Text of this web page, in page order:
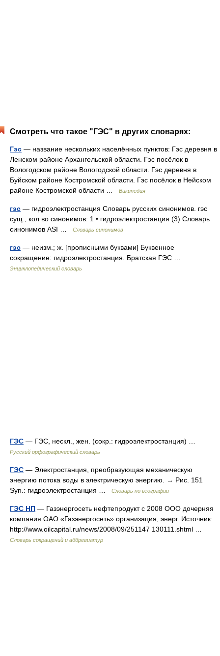
Смотреть что такое "ГЭС" в других словарях:
Гэс — название нескольких населённых пунктов: Гэс деревня в
Ленском районе Архангельской области. Гэс посёлок в
Вологодском районе Вологодской области. Гэс деревня в
Буйском районе Костромской области. Гэс посёлок в Нейском
районе Костромской области …
Википедия
гэс — гидроэлектростанция Словарь русских синонимов. гэс
сущ., кол во синонимов: 1 • гидроэлектростанция (3) Словарь
синонимов ASI …
Словарь синонимов
гэс — неизм.; ж. [прописными буквами] Буквенное
сокращение: гидроэлектростанция. Братская ГЭС …
Энциклопедический словарь
ГЭС — ГЭС, нескл., жен. (сокр.: гидроэлектростанция) …
Русский орфографический словарь
ГЭС — Электростанция, преобразующая механическую
энергию потока воды в электрическую энергию. → Рис. 151
Syn.: гидроэлектростанция …
Словарь по географии
ГЭС НП — Газэнергосеть нефтепродукт с 2008 ООО дочерняя
компания ОАО «Газэнергосеть» организация, энерг. Источник:
http://www.oilcapital.ru/news/2008/09/251147 130111.shtml …
Словарь сокращений и аббревиатур